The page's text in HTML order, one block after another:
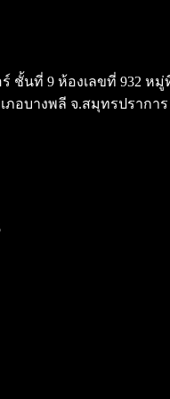
ร์ ชั้นที่ 9 ห้องเลขที่ 932 ห
อบางพลี จ.สมุทรปราการ